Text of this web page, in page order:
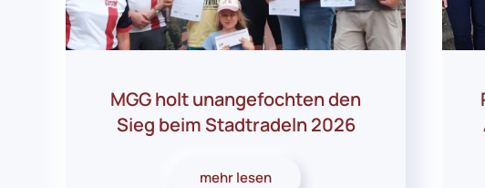
MGG holt unangefochten den
Sieg beim Stadtradeln 2026
mehr lesen